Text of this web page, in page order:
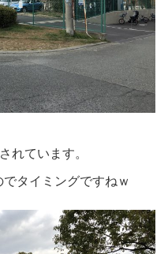
されています。
タイミングですねｗ